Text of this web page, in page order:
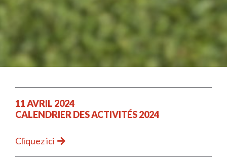
11 AVRIL 2024
CALENDRIER DES ACTIVITÉS 2024
Cliquez ici